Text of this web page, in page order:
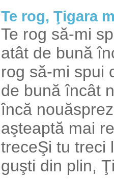
Te rog, Ţigara
Te rog să-mi
atât de bună
rog să-mi spui
de bună încât
încă
aşteaptă mai
treceŞi tu treci
guşti din plin,